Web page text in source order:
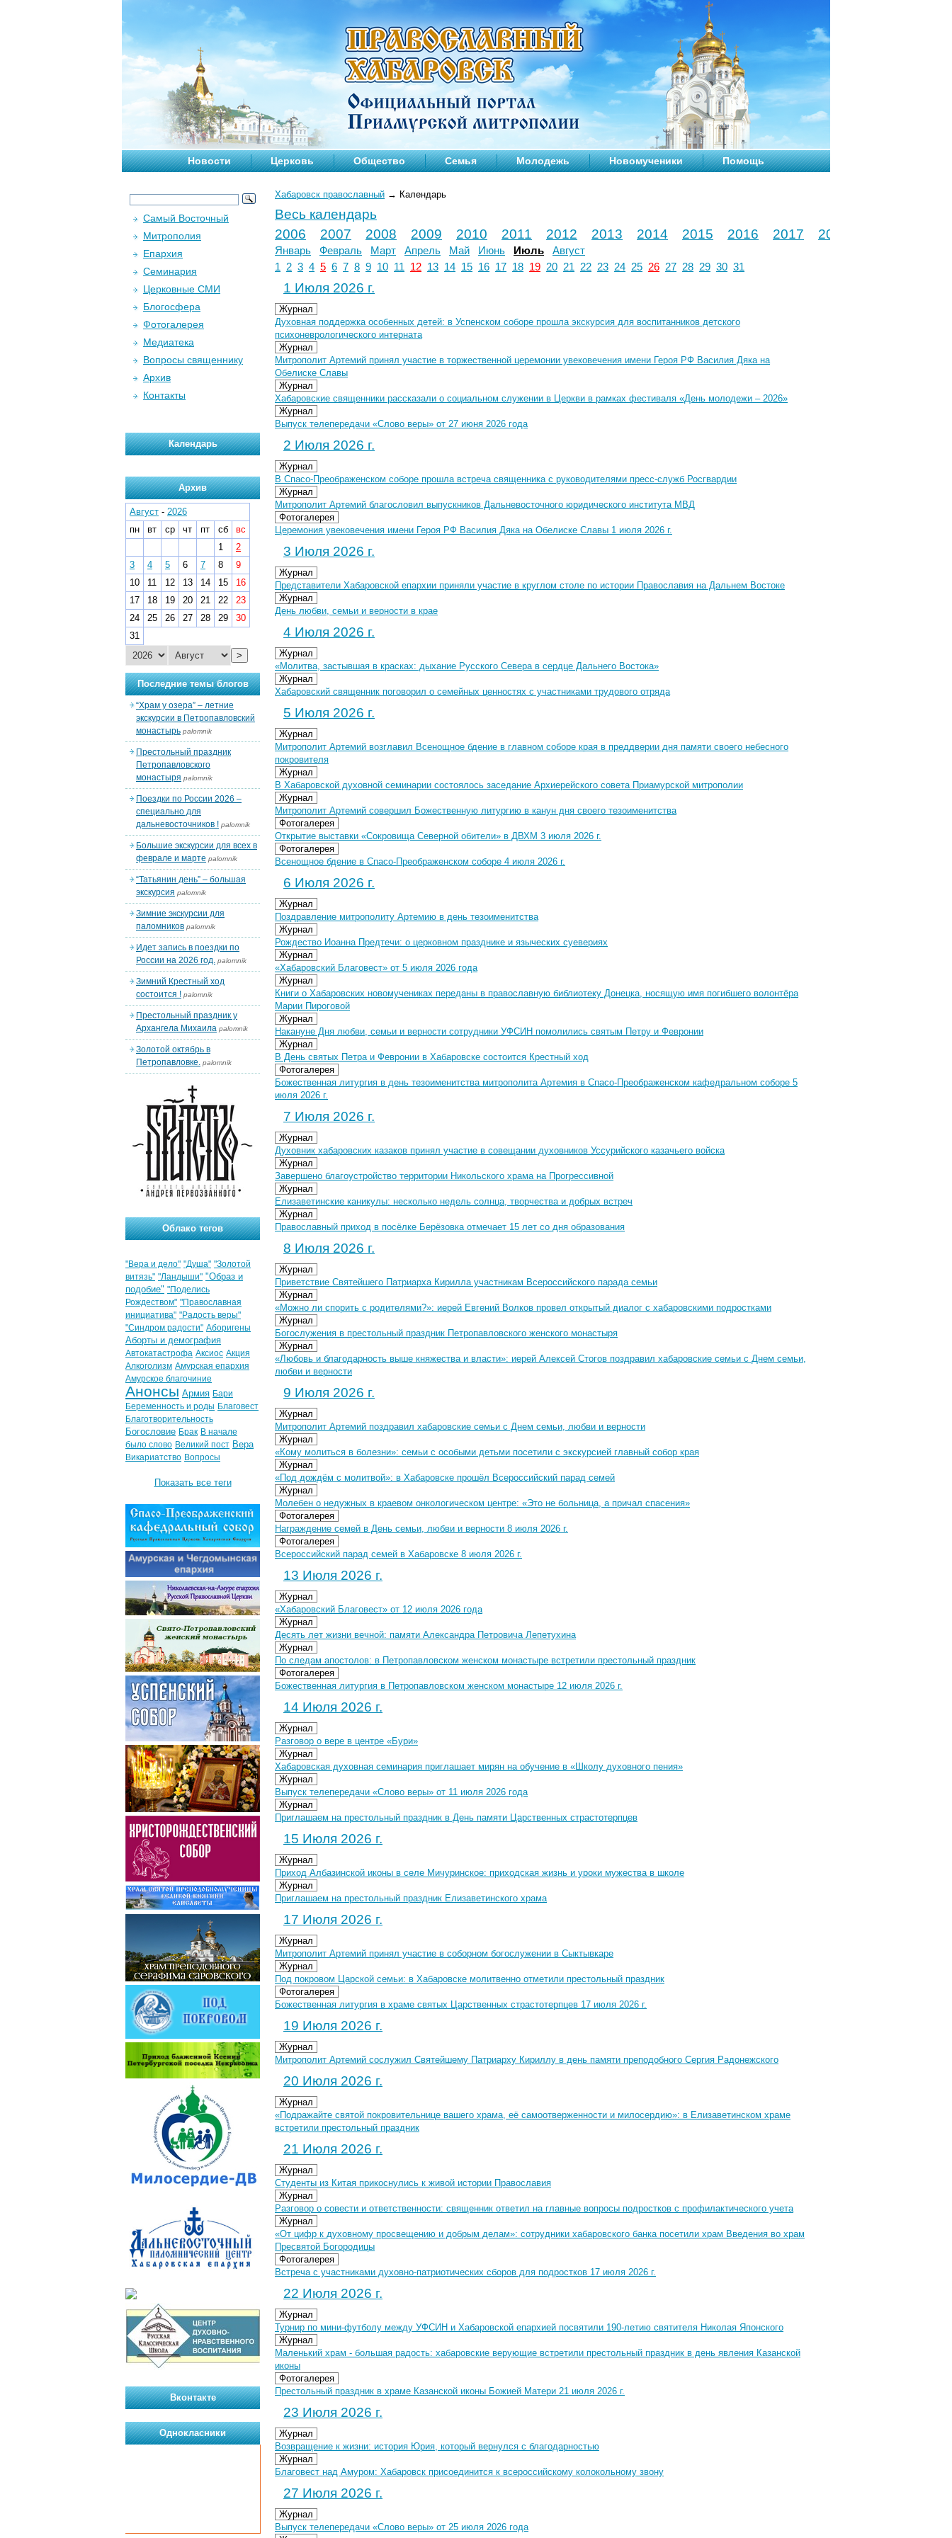
Новости Церковь Общество Семья Молодежь Новомученики Помощь
Хабаровск православный → Календарь
Весь календарь
2006
2007 2008 2009 2010 2011 2012 2013 2014 2015 2016 2017 2018
Январь Февраль Март Апрель Май Июнь Июль
Август
1
2 3 4 5 6 7 8 9 10 11 12 13 14 15 16 17 18 19 20 21 22 23 24 25 26 27 28 29 30 31
1 Июля 2026 г.
Журнал
Духовная поддержка особенных детей: в Успенском соборе прошла экскурсия для воспитанников детского
психоневрологического интерната
Журнал
Митрополит Артемий принял участие в торжественной церемонии увековечения имени Героя РФ Василия Дяка на
Обелиске Славы
Журнал
Хабаровские священники рассказали о социальном служении в Церкви в рамках фестиваля «День молодежи – 2026»
Журнал
Выпуск телепередачи «Слово веры» от 27 июня 2026 года
2 Июля 2026 г.
Журнал
В Спасо-Преображенском соборе прошла встреча священника с руководителями пресс-служб Росгвардии
Журнал
Митрополит Артемий благословил выпускников Дальневосточного юридического института МВД
Фотогалерея
Церемония увековечения имени Героя РФ Василия Дяка на Обелиске Славы 1 июля 2026 г.
3 Июля 2026 г.
Журнал
Представители Хабаровской епархии приняли участие в круглом столе по истории Православия на Дальнем Востоке
Журнал
День любви, семьи и верности в крае
4 Июля 2026 г.
Журнал
«Молитва, застывшая в красках: дыхание Русского Севера в сердце Дальнего Востока»
Журнал
Хабаровский священник поговорил о семейных ценностях с участниками трудового отряда
5 Июля 2026 г.
Журнал
Митрополит Артемий возглавил Всенощное бдение в главном соборе края в преддверии дня памяти своего небесного
покровителя
Журнал
В Хабаровской духовной семинарии состоялось заседание Архиерейского совета Приамурской митрополии
Журнал
Митрополит Артемий совершил Божественную литургию в канун дня своего тезоименитства
Фотогалерея
Открытие выставки «Сокровища Северной обители» в ДВХМ 3 июля 2026 г.
Фотогалерея
Всенощное бдение в Спасо-Преображенском соборе 4 июля 2026 г.
6 Июля 2026 г.
Журнал
Поздравление​ митрополиту Артемию в день тезоименитства
Журнал
Рождество Иоанна Предтечи: о церковном празднике и языческих суевериях
Журнал
«Хабаровский Благовест» от 5 июля 2026 года
Журнал
Книги о Хабаровских новомучениках переданы в православную библиотеку Донецка, носящую имя погибшего волонтёра
Марии Пироговой
Журнал
Накануне Дня любви, семьи и верности сотрудники УФСИН помолились святым Петру и Февронии
Журнал
В День святых Петра и Февронии в Хабаровске состоится Крестный ход
Фотогалерея
Божественная литургия в день тезоименитства митрополита Артемия в Спасо-Преображенском кафедральном соборе 5
июля 2026 г.
7 Июля 2026 г.
Журнал
Духовник хабаровских казаков принял участие в совещании духовников Уссурийского казачьего войска
Журнал
Завершено благоустройство территории Никольского храма на Прогрессивной
Журнал
Елизаветинские каникулы: несколько недель солнца, творчества и добрых встреч
Журнал
Православный приход в посёлке Берёзовка отмечает 15 лет со дня образования
8 Июля 2026 г.
Журнал
Приветствие Святейшего Патриарха Кирилла участникам Всероссийского парада семьи
Журнал
«Можно ли спорить с родителями?»: иерей Евгений Волков провел открытый диалог с хабаровскими подростками
Журнал
Богослужения в престольный праздник Петропавловского женского монастыря
Журнал
«Любовь и благодарность выше княжества и власти»: иерей Алексей Стогов поздравил хабаровские семьи с Днем семьи,
любви и верности
9 Июля 2026 г.
Журнал
Митрополит Артемий поздравил хабаровские семьи с Днем семьи, любви и верности
Журнал
«Кому молиться в болезни»: семьи с особыми детьми посетили с экскурсией главный собор края
Журнал
«Под дождём с молитвой»: в Хабаровске прошёл Всероссийский парад семей
Журнал
Молебен о недужных в краевом онкологическом центре: «Это не больница, а причал спасения»
Фотогалерея
Награждение семей в День семьи, любви и верности 8 июля 2026 г.
Фотогалерея
Всероссийский парад семей в Хабаровске 8 июля 2026 г.
13 Июля 2026 г.
Журнал
«Хабаровский Благовест» от 12 июля 2026 года
Журнал
Десять лет жизни вечной: памяти Александра Петровича Лепетухина
Журнал
По следам апостолов: в Петропавловском женском монастыре встретили престольный праздник
Фотогалерея
Божественная литургия в Петропавловском женском монастыре 12 июля 2026 г.
14 Июля 2026 г.
Журнал
Разговор о вере в центре «Бури»
Журнал
Хабаровская духовная семинария приглашает мирян на обучение в «Школу духовного пения»
Журнал
Выпуск телепередачи «Слово веры» от 11 июля 2026 года
Журнал
Приглашаем на престольный праздник в День памяти Царственных страстотерпцев
15 Июля 2026 г.
Журнал
Приход Албазинской иконы в селе Мичуринское: приходская жизнь и уроки мужества в школе
Журнал
Приглашаем на престольный праздник Елизаветинского храма
17 Июля 2026 г.
Журнал
Митрополит Артемий принял участие в соборном богослужении в Сыктывкаре
Журнал
Под покровом Царской семьи: в Хабаровске молитвенно отметили престольный праздник
Фотогалерея
Божественная литургия в храме святых Царственных страстотерпцев 17 июля 2026 г.
19 Июля 2026 г.
Журнал
Митрополит Артемий сослужил Святейшему Патриарху Кириллу в день памяти преподобного Сергия Радонежского
20 Июля 2026 г.
Журнал
«Подражайте святой покровительнице вашего храма, её самоотверженности и милосердию»: в Елизаветинском храме
встретили престольный праздник
21 Июля 2026 г.
Журнал
Студенты из Китая прикоснулись к живой истории Православия
Журнал
Разговор о совести и ответственности: священник ответил на главные вопросы подростков с профилактического учета
Журнал
«От цифр к духовному просвещению и добрым делам»: сотрудники хабаровского банка посетили храм Введения во храм
Пресвятой Богородицы
Фотогалерея
Встреча с участниками духовно-патриотических сборов для подростков 17 июля 2026 г.
22 Июля 2026 г.
Журнал
Турнир по мини-футболу между УФСИН и Хабаровской епархией посвятили 190-летию святителя Николая Японского
Журнал
Маленький храм - большая радость: хабаровские верующие встретили престольный праздник в день явления Казанской
иконы
Фотогалерея
Престольный праздник в храме Казанской иконы Божией Матери 21 июля 2026 г.
23 Июля 2026 г.
Журнал
Возвращение к жизни: история Юрия, который вернулся с благодарностью
Журнал
Благовест над Амуром: Хабаровск присоединится к всероссийскому колокольному звону
27 Июля 2026 г.
Журнал
Выпуск телепередачи «Слово веры» от 25 июля 2026 года
Самый Восточный
Митрополия
Епархия
Семинария
Церковные СМИ
Блогосфера
Фотогалерея
Медиатека
Вопросы священнику
Архив
Контакты
Календарь
Архив
Август - 2026
пн
вт ср чт пт сб
вс
1
2
3
4 5 6 7 8
9
10
11 12 13 14 15
16
17
18 19 20 21 22
23
24
25 26 27 28 29
30
31
>
Последние темы блогов
“Храм у озера” – летние
экскурсии в Петропавловский
монастырь palomnik
Престольный праздник
Петропавловского
монастыря palomnik
Поездки по России 2026 –
специально для
дальневосточников ! palomnik
Большие экскурсии для всех в
феврале и марте palomnik
“Татьянин день” – большая
экскурсия palomnik
Зимние экскурсии для
паломников palomnik
Идет запись в поездки по
России на 2026 год. palomnik
Зимний Крестный ход
состоится ! palomnik
Престольный праздник у
Архангела Михаила palomnik
Золотой октябрь в
Петропавловке. palomnik
Облако тегов
"Вера и дело" "Душа" "Золотой
витязь" "Ландыши" "Образ и
подобие" "Поделись
Рождеством" "Православная
инициатива" "Радость веры"
"Синдром радости" Аборигены
Аборты и демография
Автокатастрофа Аксиос Акция
Алкоголизм Амурская епархия
Амурское благочиние
Анонсы Армия Бари
Беременность и роды Благовест
Благотворительность
Богословие Брак В начале
было слово Великий пост Вера
Викариатство Вопросы
Показать все теги
Вконтакте
Однокласники